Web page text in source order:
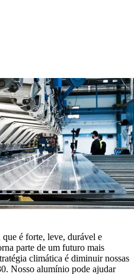
é forte, leve, durável e
parte de um futuro mais
climática é diminuir nossas
Nosso alumínio pode ajudar